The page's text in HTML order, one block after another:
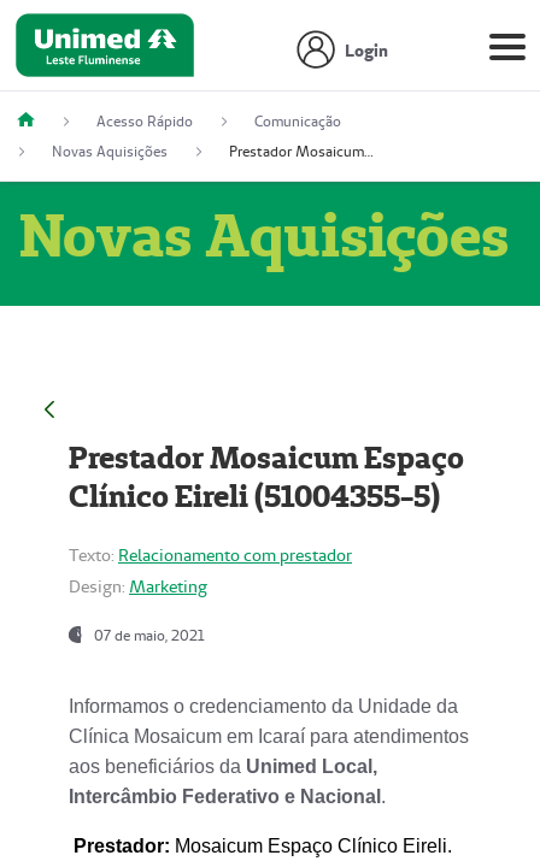
Login
Acesso Rápido
Comunicação
Novas Aquisições
Prestador Mosaicum Espaço Clínico Eireli (51004355-5)
Novas Aquisições
Prestador Mosaicum Espaço
Clínico Eireli (51004355-5)
Texto: Relacionamento com prestador
Design: Marketing
07 de maio, 2021
Informamos o credenciamento da Unidade da
Clínica Mosaicum em Icaraí para atendimentos
aos beneficiários da Unimed Local,
Intercâmbio Federativo e Nacional .
Prestador: Mosaicum Espaço Clínico Eireli.